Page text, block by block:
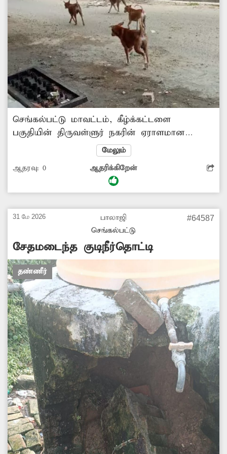
செங்கல்பட்டு மாவட்டம், கீழ்க்கட்டளை
பகுதியின் திருவள்ளுர் நகரின் ஏராளமான
தெருநாய்கள் சுற்றித்திரிகின்றன. இவை அந்த
வழியாக நடந்து செல்லும்
பொதுமக்களையும்,வாகன ஓட்டிகளையும் துரத்தி
கடிக்க பாய்கின்றன. இதனால் மக்கள்
எனவே சம்பந்தப்பட்ட மாநகராட்சி துறை
அதிகாரிகள் நடவடிக்கை எடுக்கவேண்டி
அப்பகுதி மக்கள் கோரிக்கை வைக்கின்றனர்.
மேலும்
ஆதரவு: 0 ஆதரிக்கிறேன்
31 மே 2026
பாலாஜி
செங்கல்பட்டு
#64587
சேதமடைந்த குடிநீர்தொட்டி
தண்ணீர்